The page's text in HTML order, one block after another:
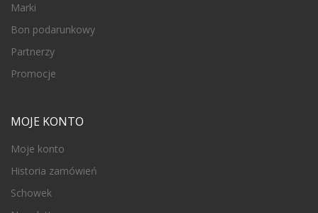
Marki
Bon podarunkowy
Partnerzy
Promocje
MOJE KONTO
Moje konto
Historia zamówień
Schowek